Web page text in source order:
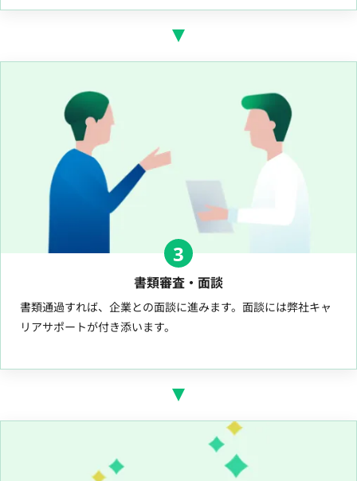
3
書類審査・面談
書類通過すれば、企業との面談に進みます。面談には弊社キャ
リアサポートが付き添います。